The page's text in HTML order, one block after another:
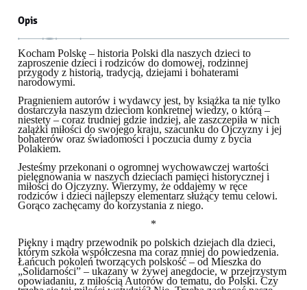
Opis
Kocham Polskę – historia Polski dla naszych dzieci to
zaproszenie dzieci i rodziców do domowej, rodzinnej
przygody z historią, tradycją, dziejami i bohaterami
narodowymi.
Pragnieniem autorów i wydawcy jest, by książka ta nie tylko
dostarczyła naszym dzieciom konkretnej wiedzy, o którą –
niestety – coraz trudniej gdzie indziej, ale zaszczepiła w nich
zalążki miłości do swojego kraju, szacunku do Ojczyzny i jej
bohaterów oraz świadomości i poczucia dumy z bycia
Polakiem.
Jesteśmy przekonani o ogromnej wychowawczej wartości
pielęgnowania w naszych dzieciach pamięci historycznej i
miłości do Ojczyzny. Wierzymy, że oddajemy w ręce
rodziców i dzieci najlepszy elementarz służący temu celowi.
Gorąco zachęcamy do korzystania z niego.
*
Piękny i mądry przewodnik po polskich dziejach dla dzieci,
którym szkoła współczesna ma coraz mniej do powiedzenia.
Łańcuch pokoleń tworzących polskość – od Mieszka do
„Solidarności” – ukazany w żywej anegdocie, w przejrzystym
opowiadaniu, z miłością Autorów do tematu, do Polski. Czy